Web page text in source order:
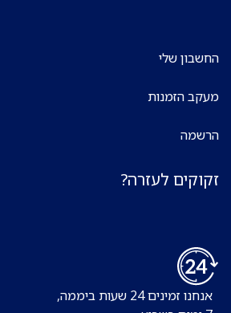
החשבון שלי
מעקב הזמנות
הרשמה
זקוקים לעזרה?
אנחנו זמינים 24 שעות ביממה,